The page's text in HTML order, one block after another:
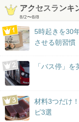
アクセスランキ
8/2〜8/8
5時起きを30
させる朝習慣
「バス停」
材料3つだけ
ピ3選